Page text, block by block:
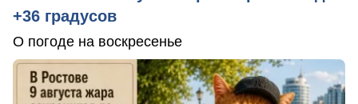
+36 градусов
О погоде на воскресенье